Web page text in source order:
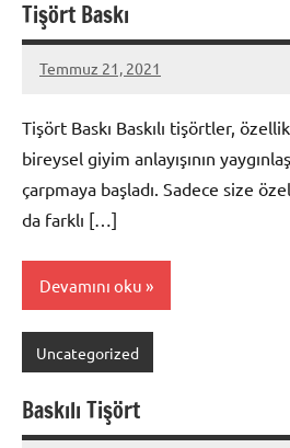
Tişört Baskı
Temmuz 21, 2021
metindonmez
Tişört Baskı Baskılı tişörtler,
bireysel giyim anlayışının
çarpmaya başladı. Sadece size
da farklı […]
Devamını oku
Uncategorized
Baskılı Tişört